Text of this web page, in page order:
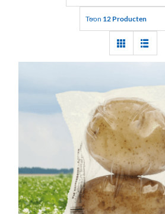
Toon 12 Producten